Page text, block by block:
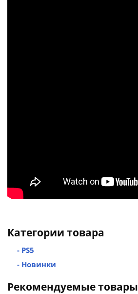
Категории товара
- PS5
- Новинки
Рекомендуемые товары